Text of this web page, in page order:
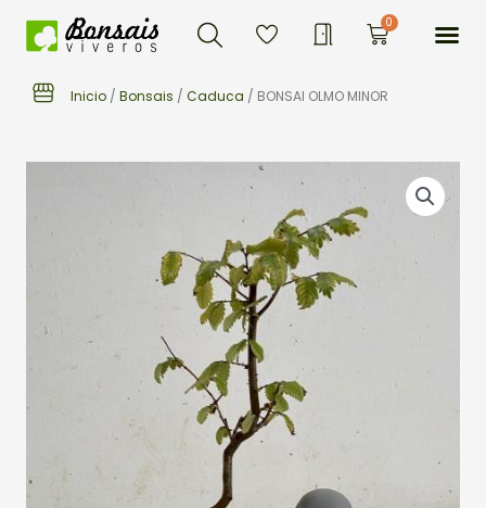
Buscar 0Carrito
Inicio / Bonsais / Caduca / BONSAI OLMO MINOR